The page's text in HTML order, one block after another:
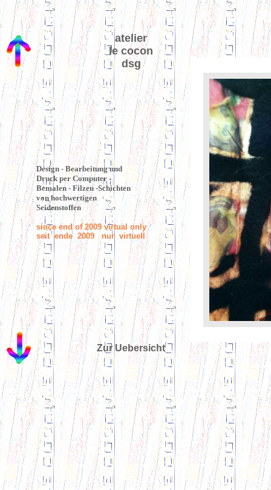
atelier
le cocon
dsg
Design - Bearbeitung und
Druck per Computer -
Bemalen - Filzen -Schichten
von hochwertigen
Seidenstoffen
since end of 2009 virtual only
seit ende 2009 nur virtuell
Zur Uebersicht